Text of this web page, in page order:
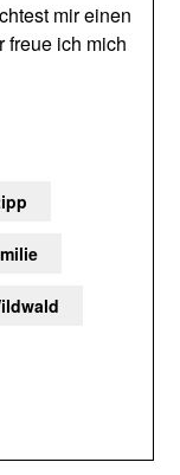
mir einen
freue ich mich